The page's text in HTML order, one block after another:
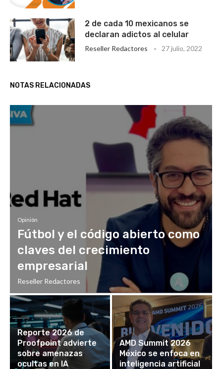
2 de cada 10 mexicanos se
declaran adictos al celular
Reseller Redactores 27 julio, 2022
NOTAS RELACIONADAS
Opinión
Fútbol y el código abierto como
claves del crecimiento
empresarial
Reseller Redactores
Reporte 2026 de
Proofpoint advierte
sobre amenazas
ocultas en IA
AMD Summit 2026
México se enfoca en
inteligencia artificial